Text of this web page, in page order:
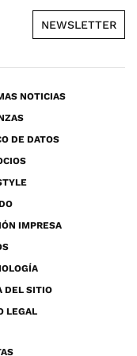
NEWSLETTER
NOTICIAS
DE DATOS
IMPRESA
DEL SITIO
LEGAL